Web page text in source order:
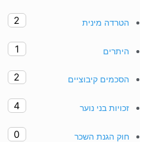
הטרדה מינית 2
היתרים 1
הסכמים קיבוציים 2
זכויות בני נוער 4
חוק הגנת השכר 0